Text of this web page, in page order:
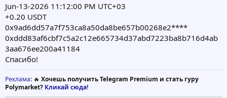
Jun-13-2026 11:12:00 PM UTC+03
+0.20 USDT
0x9ad6dd57a7f753ca8a50da8be657b00268e2****
0xddd83af6cbf7c5a2c12e665734d37abd7223ba8b716d4ab
3aa676ee200a41184
Спасибо!
Реклама: 🔥 Хочешь получить Telegram Premium и стать гуру
Polymarket? Кликай сюда!